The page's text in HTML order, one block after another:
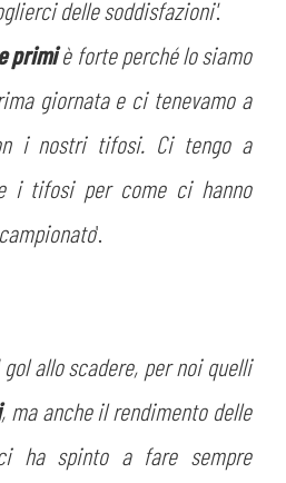
delle soddisfazioni'.
primiè forte perché lo siamo
giornata e ci tenevamo a
i nostri tifosi. Ci tengo a
i tifosi per come ci hanno
'.
allo scadere, per noi quelli
, ma anche il rendimento delle
ha spinto a fare sempre